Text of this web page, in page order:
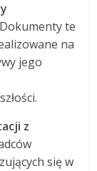
te
na
jego
z
się w